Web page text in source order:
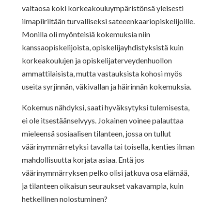
valtaosa koki korkeakouluympäristönsä yleisesti
ilmapiiriltään turvalliseksi sateeenkaariopiskelijoille.
Monilla oli myönteisiä kokemuksia niin
kanssaopiskelijoista, opiskelijayhdistyksistä kuin
korkeakoulujen ja opiskelijaterveydenhuollon
ammattilaisista, mutta vastauksista kohosi myös
useita syrjinnän, väkivallan ja häirinnän kokemuksia.
Kokemus nähdyksi, saati hyväksytyksi tulemisesta,
ei ole itsestäänselvyys. Jokainen voinee palauttaa
mieleensä sosiaalisen tilanteen, jossa on tullut
väärinymmärretyksi tavalla tai toisella, kenties ilman
mahdollisuutta korjata asiaa. Entä jos
väärinymmärryksen pelko olisi jatkuva osa elämää,
ja tilanteen oikaisun seuraukset vakavampia, kuin
hetkellinen nolostuminen?